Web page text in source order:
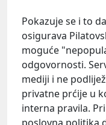
Pokazuje se i to
osigurava
moguće
odgovornosti.
mediji i ne
privatne prćije u
interna pravila.